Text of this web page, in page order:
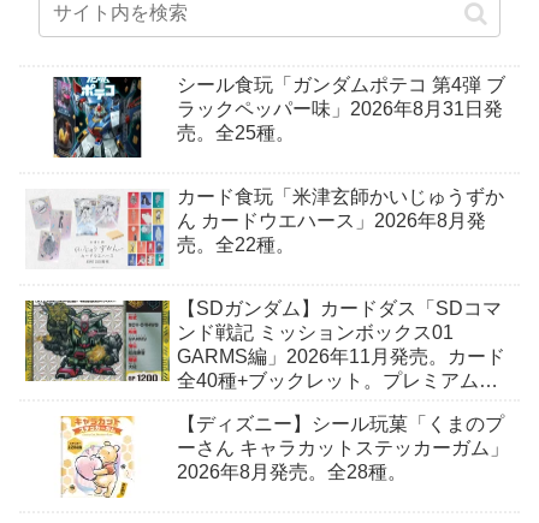
シール食玩「ガンダムポテコ 第4弾 ブ
ラックペッパー味」2026年8月31日発
売。全25種。
カード食玩「米津玄師かいじゅうずか
ん カードウエハース」2026年8月発
売。全22種。
【SDガンダム】カードダス「SDコマ
ンド戦記 ミッションボックス01
GARMS編」2026年11月発売。カード
全40種+ブックレット。プレミアムバ
【ディズニー】シール玩菓「くまのプ
ーさん キャラカットステッカーガム」
2026年8月発売。全28種。